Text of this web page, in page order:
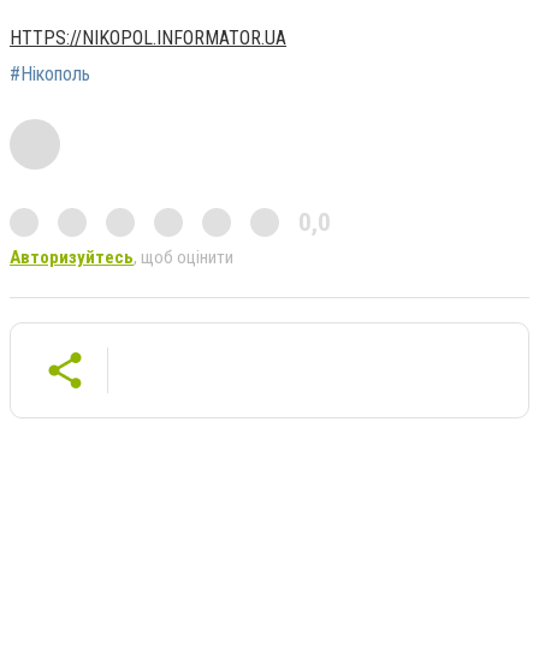
HTTPS://NIKOPOL.INFORMATOR.UA
#Нікополь
0,0
Авторизуйтесь, щоб оцінити